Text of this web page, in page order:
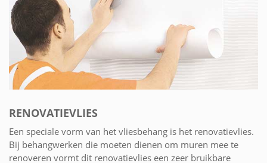
RENOVATIEVLIES
Een speciale vorm van het vliesbehang is het renovatievlies.
Bij behangwerken die moeten dienen om muren mee te
renoveren vormt dit renovatievlies een zeer bruikbare